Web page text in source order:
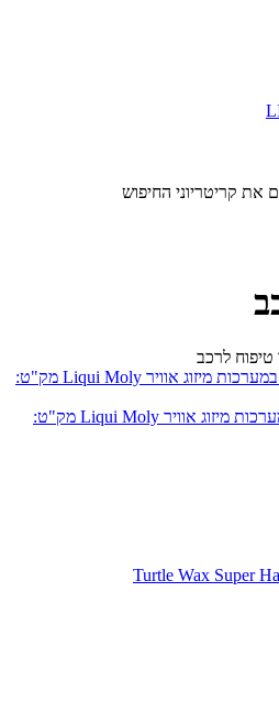
את קריטריוני החיפוש
טיפוח לרכב
סםריי לניקוי והסרה חיידקים במערכות מיזוג אוויר Liqui Moly מק"ט: